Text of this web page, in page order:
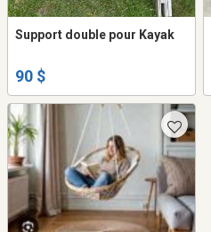
Support double pour Kayak
90 $